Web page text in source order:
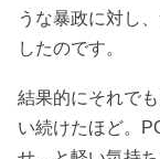
うな暴政に対し
したのです。
結果的にそれで
い続けたほど。